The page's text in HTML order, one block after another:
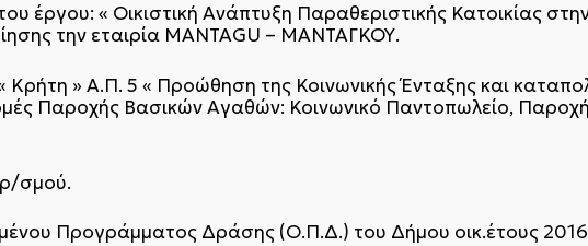
έργου: « Οικιστική Ανάπτυξη Παραθεριστικής Κατοικίας
την εταιρία MANTAGU – ΜΑΝΤΑΓΚΟΥ.
» Α.Π. 5 « Προώθηση της Κοινωνικής Ένταξης και
Παροχής Βασικών Αγαθών: Κοινωνικό Παντοπωλείο, Παροχή
σμού.
Προγράμματος Δράσης (Ο.Π.Δ.) του Δήμου οικ.έτους